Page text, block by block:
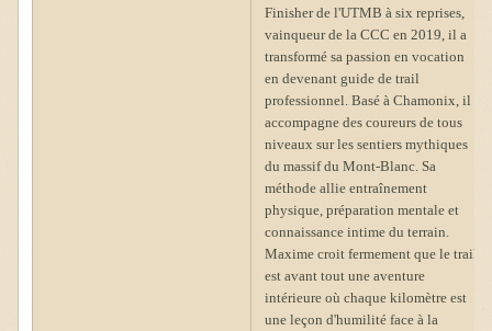
Finisher de l'UTMB à six reprises,
vainqueur de la CCC en 2019, il a
transformé sa passion en vocation
en devenant guide de trail
professionnel. Basé à Chamonix, il
accompagne des coureurs de tous
niveaux sur les sentiers mythiques
du massif du Mont-Blanc. Sa
méthode allie entraînement
physique, préparation mentale et
connaissance intime du terrain.
Maxime croit fermement que le trail
est avant tout une aventure
intérieure où chaque kilomètre est
une leçon d'humilité face à la